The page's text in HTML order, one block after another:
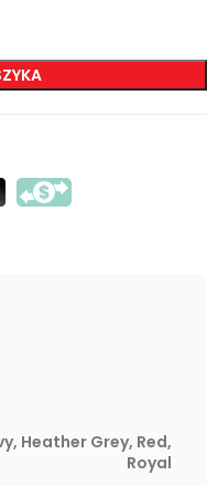
, Heather Grey, Red,
Royal